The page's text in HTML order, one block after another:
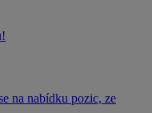
na nabídku pozic, ze